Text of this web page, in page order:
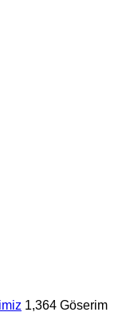
1,364 Göserim